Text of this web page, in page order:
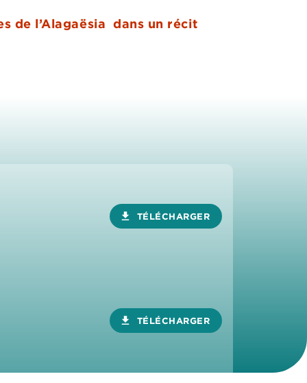
de l’Alagaësia dans un récit
download TÉLÉCHARGER
download TÉLÉCHARGER